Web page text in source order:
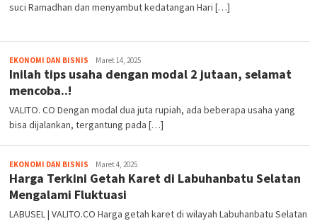
suci Ramadhan dan menyambut kedatangan Hari […]
EKONOMI DAN BISNIS valito.co
Maret 14, 2025
Inilah tips usaha dengan modal 2 jutaan, selamat
mencoba..!
VALITO. CO Dengan modal dua juta rupiah, ada beberapa usaha yang
bisa dijalankan, tergantung pada […]
EKONOMI DAN BISNIS valito.co
Maret 4, 2025
Harga Terkini Getah Karet di Labuhanbatu Selatan
Mengalami Fluktuasi
LABUSEL | VALITO.CO Harga getah karet di wilayah Labuhanbatu Selatan